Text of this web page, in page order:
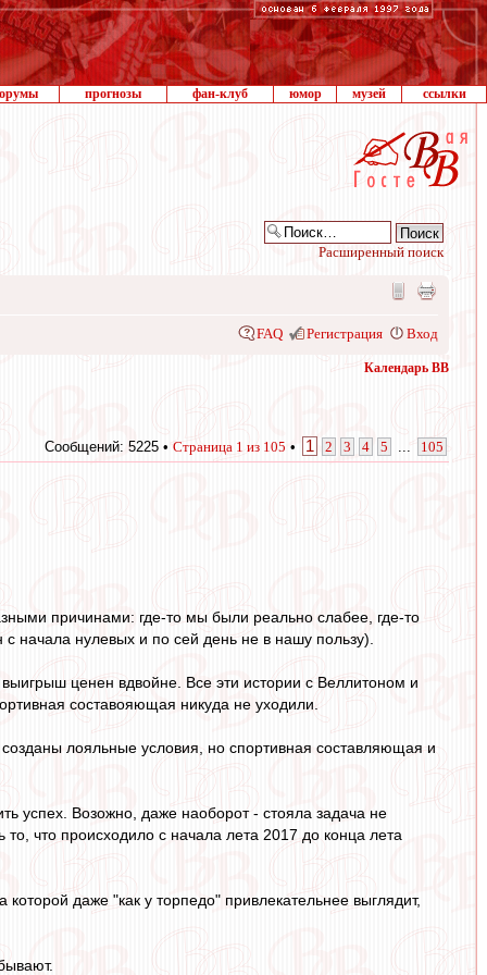
прогнозы фан-клуб юмор музей ссылки
Расширенный поиск
FAQ Регистрация Вход
Календарь ВВ
Сообщений: 5225 • Страница 1 из 105 • 1 2 3 4 5 105
причинами: где-то мы были реально слабее, где-то
начала нулевых и по сей день не в нашу пользу).
ценен вдвойне. Все эти истории с Веллитоном и
составояющая никуда не уходили.
лояльные условия, но спортивная составляющая и
успех. Возожно, даже наоборот - стояла задача не
что происходило с начала лета 2017 до конца лета
даже "как у торпедо" привлекательнее выглядит,